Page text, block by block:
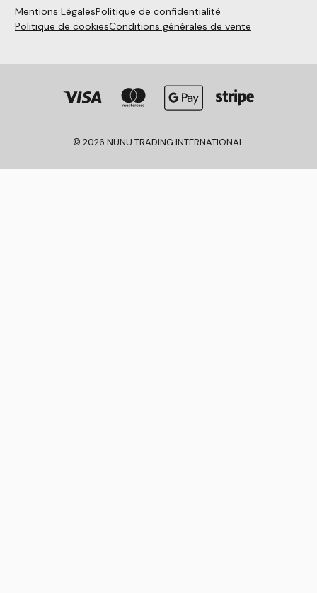
Mentions LégalesPolitique de confidentialité
Politique de cookiesConditions générales de vente
© 2026 NUNU TRADING INTERNATIONAL